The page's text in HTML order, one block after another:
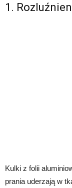
1.
Kulki z folii
prania uderzają w